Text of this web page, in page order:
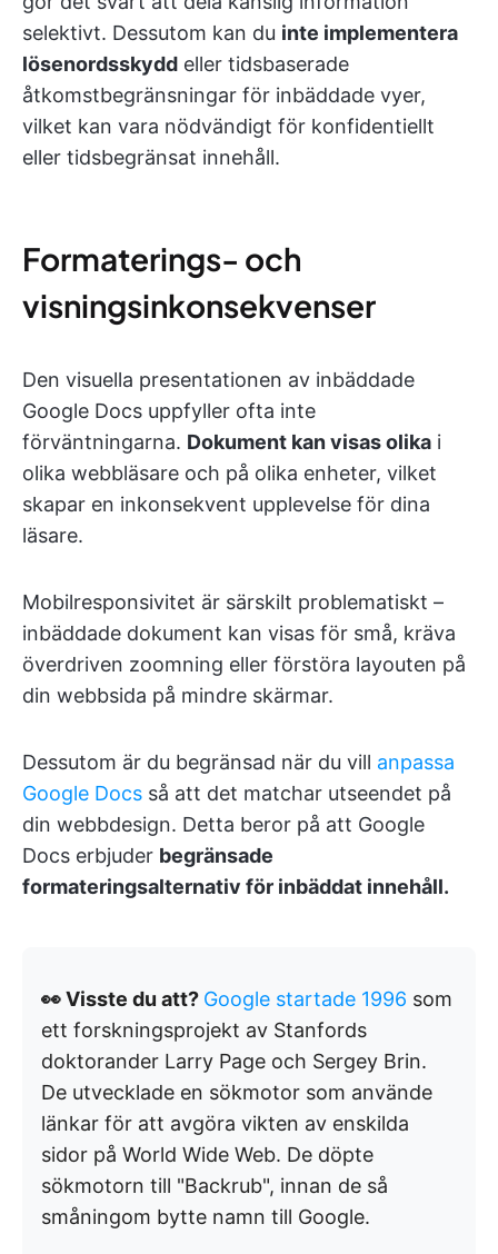
selektivt. Dessutom kan du inte implementera
lösenordsskydd eller tidsbaserade
åtkomstbegränsningar för inbäddade vyer,
vilket kan vara nödvändigt för konfidentiellt
eller tidsbegränsat innehåll.
Formaterings- och
visningsinkonsekvenser
Den visuella presentationen av inbäddade
Google Docs uppfyller ofta inte
förväntningarna. Dokument kan visas olika i
olika webbläsare och på olika enheter, vilket
skapar en inkonsekvent upplevelse för dina
läsare.
Mobilresponsivitet är särskilt problematiskt –
inbäddade dokument kan visas för små, kräva
överdriven zoomning eller förstöra layouten på
din webbsida på mindre skärmar.
Dessutom är du begränsad när du vill anpassa
Google Docs så att det matchar utseendet på
din webbdesign. Detta beror på att Google
Docs erbjuder begränsade
formateringsalternativ för inbäddat innehåll.
👀 Visste du att? Google startade 1996 som
ett forskningsprojekt av Stanfords
doktorander Larry Page och Sergey Brin.
De utvecklade en sökmotor som använde
länkar för att avgöra vikten av enskilda
sidor på World Wide Web. De döpte
sökmotorn till "Backrub", innan de så
småningom bytte namn till Google.